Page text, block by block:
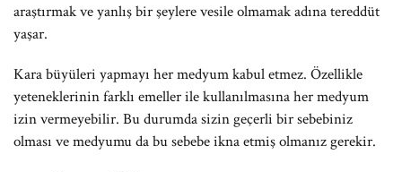
araştırmak ve yanlış bir şeylere vesile olmamak adına tereddüt
yaşar.
Kara büyüleri yapmayı her medyum kabul etmez. Özellikle
yeteneklerinin farklı emeller ile kullanılmasına her medyum
izin vermeyebilir. Bu durumda sizin geçerli bir sebebiniz
olması ve medyumu da bu sebebe ikna etmiş olmanız gerekir.